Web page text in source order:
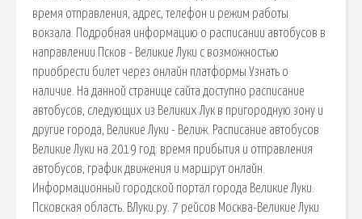
время отправления, адрес, телефон и режим работы
вокзала. Подробная информацию о расписании автобусов в
направлении Псков - Великие Луки с возможностью
приобрести билет через онлайн платформы Узнать о
наличие. На данной странице сайта доступно расписание
автобусов, следующих из Великих Лук в пригородную зону и
другие города, Великие Луки - Велиж. Расписание автобусов
Великие Луки на 2019 год: время прибытия и отправления
автобусов, график движения и маршрут онлайн.
Информационный городской портал города Великие Луки.
Псковская область. ВЛуки.ру. 7 рейсов Москва-Великие Луки